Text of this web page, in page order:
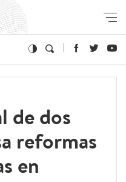
de dos
reformas
en